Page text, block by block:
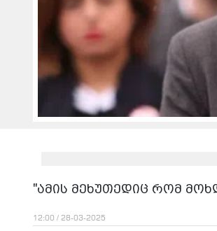
"ამის მეხუთედიც რომ
12:00 / 28-03-2025